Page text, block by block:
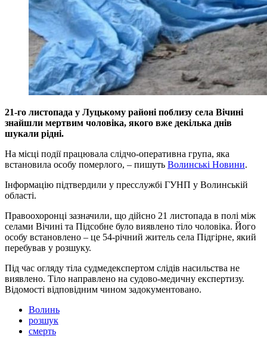
21-го листопада у Луцькому районі поблизу села Вічині
знайшли мертвим чоловіка, якого вже декілька днів
шукали рідні.
На місці події працювала слідчо-оперативна група, яка
встановила особу померлого, – пишуть Волинські Новини.
Інформацію підтвердили у пресслужбі ГУНП у Волинській
області.
Правоохоронці зазначили, що дійсно 21 листопада в полі між
селами Вічині та Підсобне було виявлено тіло чоловіка. Його
особу встановлено – це 54-річний житель села Підгірне, який
перебував у розшуку.
Під час огляду тіла судмедекспертом слідів насильства не
виявлено. Тіло направлено на судово-медичну експертизу.
Відомості відповідним чином задокументовано.
Волинь
розшук
смерть